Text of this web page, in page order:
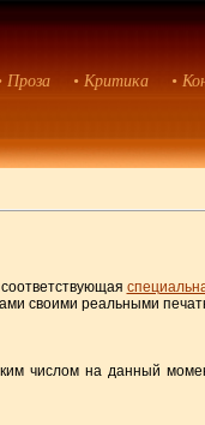
Проза • Критика •
своими реальными
числом на данный